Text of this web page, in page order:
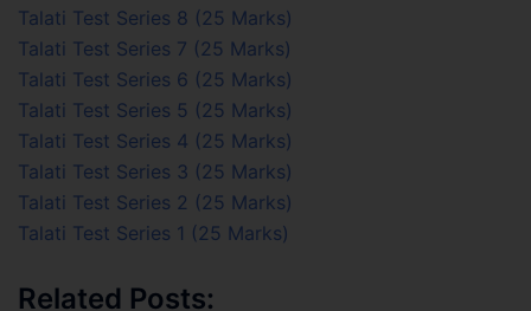
Talati Test Series 8 (25 Marks)
Talati Test Series 7 (25 Marks)
Talati Test Series 6 (25 Marks)
Talati Test Series 5 (25 Marks)
Talati Test Series 4 (25 Marks)
Talati Test Series 3 (25 Marks)
Talati Test Series 2 (25 Marks)
Talati Test Series 1 (25 Marks)
Related Posts: